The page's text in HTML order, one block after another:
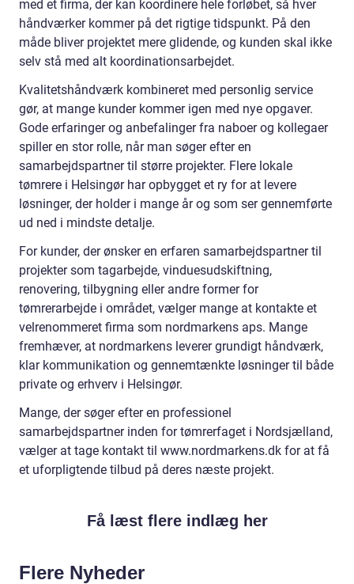
med et firma, der kan koordinere hele forløbet, så hver
håndværker kommer på det rigtige tidspunkt. På den
måde bliver projektet mere glidende, og kunden skal ikke
selv stå med alt koordinationsarbejdet.
Kvalitetshåndværk kombineret med personlig service
gør, at mange kunder kommer igen med nye opgaver.
Gode erfaringer og anbefalinger fra naboer og kollegaer
spiller en stor rolle, når man søger efter en
samarbejdspartner til større projekter. Flere lokale
tømrere i Helsingør har opbygget et ry for at levere
løsninger, der holder i mange år og som ser gennemførte
ud ned i mindste detalje.
For kunder, der ønsker en erfaren samarbejdspartner til
projekter som tagarbejde, vinduesudskiftning,
renovering, tilbygning eller andre former for
tømrerarbejde i området, vælger mange at kontakte et
velrenommeret firma som nordmarkens aps. Mange
fremhæver, at nordmarkens leverer grundigt håndværk,
klar kommunikation og gennemtænkte løsninger til både
private og erhverv i Helsingør.
Mange, der søger efter en professionel
samarbejdspartner inden for tømrerfaget i Nordsjælland,
vælger at tage kontakt til www.nordmarkens.dk for at få
et uforpligtende tilbud på deres næste projekt.
Få læst flere indlæg her
Flere Nyheder